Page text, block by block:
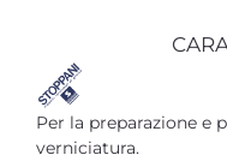
Per la preparazione e
verniciatura.